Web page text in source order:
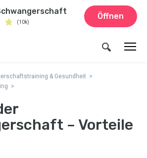
(10k)
Öffnen
& Gesundheit
– Vorteile